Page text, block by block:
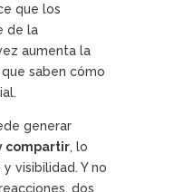
que los
de la
aumenta la
saben cómo
generar
compartir, lo
visibilidad. Y no
dos